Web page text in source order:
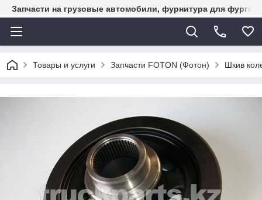
Запчасти на грузовые автомобили, фурнитура для
Товары и услуги Запчасти FOTON (Фотон) Шкив